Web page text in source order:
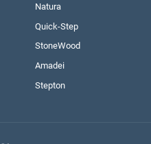
Natura
Quick-Step
StoneWood
Amadei
Stepton